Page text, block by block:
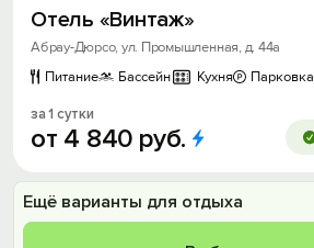
Отель «Винтаж»
Абрау-Дюрсо, ул. Промышленная, д. 44а
Питание
Бассейн Кухня Парковка
за 1 сутки
от 4 840 руб.
Ещё варианты для отдыха